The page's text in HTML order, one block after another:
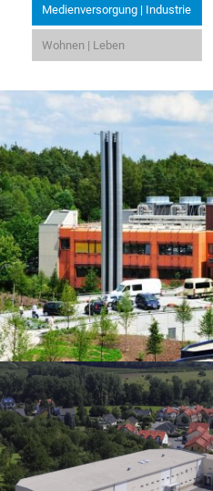
Medienversorgung | Industrie
Wohnen | Leben